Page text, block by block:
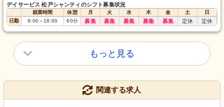
デイサービス 松戸シャンティのシフト募集状況
就業時間 休憩 月 火 水 木 金 土
日
日勤
9:00～18:00 60分 募集 募集 募集 募集 募集 定休 定休
もっと見る
関連する求人